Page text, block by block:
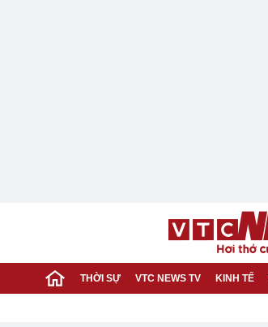
THỜI SỰ VTC NEWS TV KINH TẾ